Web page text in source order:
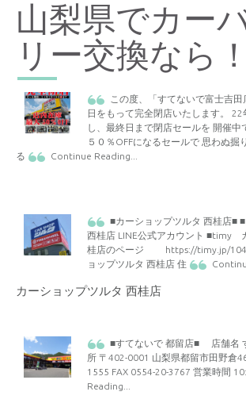
山梨県でカー
リー交換なら！
この度、「すてないで富士吉
日をもって完全閉店いたします。
し、最終日まで閉店セールを 開催中
５０％OFFになるセールで 思わぬ掘
る
Continue Reading
■カーショップツルタ 西桂店■
西桂店 LINE公式アカウント ■timy
桂店のページ https://timy.jp/
ョップツルタ 西桂店 住
カーショップツルタ 西桂店
■すてないで 都留店■ 店舗名
所 〒402-0001 山梨県都留市田野倉
1555 FAX 0554-20-3767 営業時間 10:
Reading